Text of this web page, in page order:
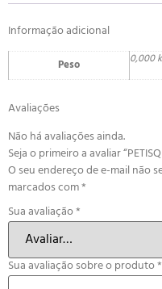
Informação adicional
Peso 0,000
Avaliações
Não há avaliações ainda.
Seja o primeiro a avaliar
O seu endereço de e-mail não
marcados com*
Sua avaliação*
Sua avaliação sobre o produto*